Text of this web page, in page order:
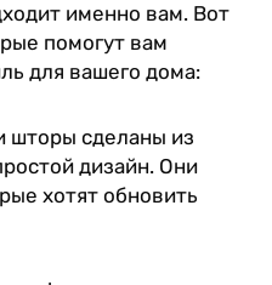
именно вам. Вот
помогут вам
для вашего дома:
шторы сделаны из
дизайн. Они
хотят обновить